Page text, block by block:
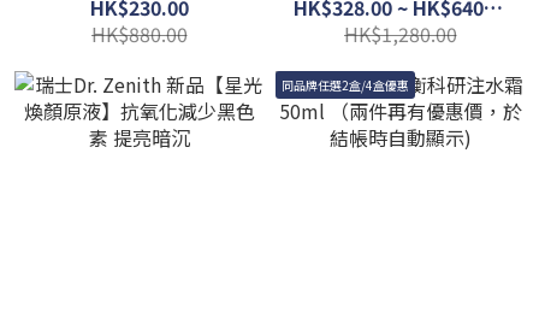
HK$230.00
HK$880.00
HK$328.00 ~ HK$640.00
HK$1,280.00
同品牌任選2盒/4盒優惠